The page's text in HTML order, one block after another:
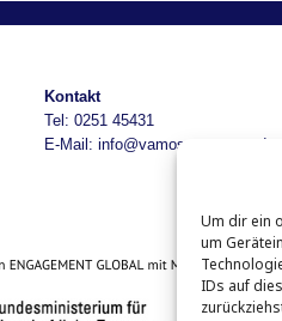
Um dir ein
um
IDs auf
Kontakt
Tel: 0251 45431
E-Mail: info@vamos-muenster.de